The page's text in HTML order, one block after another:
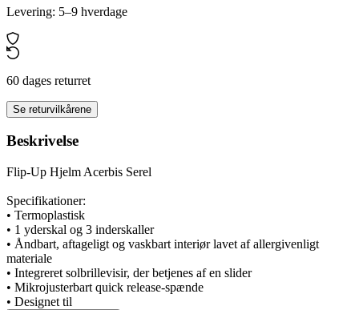
Levering: 5–9 hverdage
60 dages returret
Se returvilkårene
Beskrivelse
Flip-Up Hjelm Acerbis Serel
Specifikationer:
• Termoplastisk
• 1 yderskal og 3 inderskaller
• Åndbart, aftageligt og vaskbart interiør lavet af allergivenligt
materiale
• Integreret solbrillevisir, der betjenes af en slider
• Mikrojusterbart quick release-spænde
• Designet til